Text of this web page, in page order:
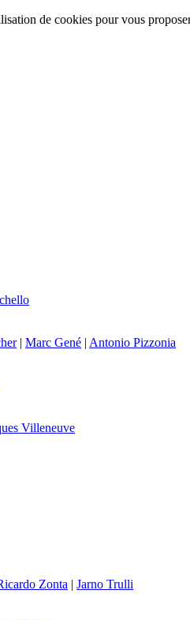
de cookies pour vous
| Marc Gené | Antonio Pizzonia
Villeneuve
Zonta | Jarno Trulli